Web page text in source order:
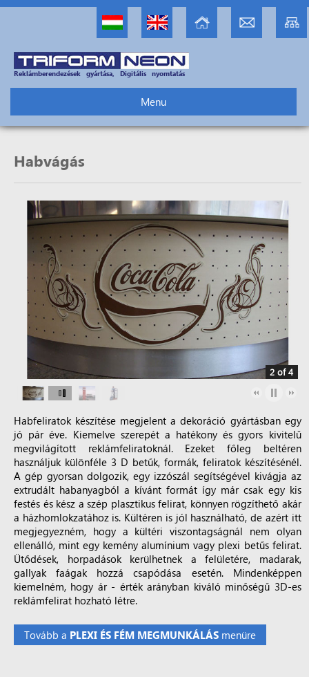
Reklámberendezések gyártása, Digitális nyomtatás
Menu
Habvágás
2 of 4
Habfeliratok készítése megjelent a dekoráció gyártásban egy
jó pár éve. Kiemelve szerepét a hatékony és gyors kivitelű
megvilágított reklámfeliratoknál. Ezeket főleg beltéren
használjuk különféle 3 D betűk, formák, feliratok készítésénél.
A gép gyorsan dolgozik, egy izzószál segítségével kivágja az
extrudált habanyagból a kívánt formát így már csak egy kis
festés és kész a szép plasztikus felirat, könnyen rögzíthető akár
a házhomlokzatához is. Kültéren is jól használható, de azért itt
megjegyezném, hogy a kültéri viszontagságnál nem olyan
ellenálló, mint egy kemény alumínium vagy plexi betűs felirat.
Ütődések, horpadások kerülhetnek a felületére, madarak,
gallyak faágak hozzá csapódása esetén. Mindenképpen
kiemelném, hogy ár - érték arányban kiváló minőségű 3D-es
reklámfelirat hozható létre.
Tovább a PLEXI ÉS FÉM MEGMUNKÁLÁS menüre